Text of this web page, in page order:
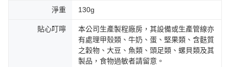
淨重 130g
貼心叮嚀
本公司生產製程廠房，其設備或生產管線亦
有處理甲殼類、牛奶、蛋、堅果類、含麩質
之穀物、大豆、魚類、頭足類、螺貝類及其
製品，食物過敏者請留意。